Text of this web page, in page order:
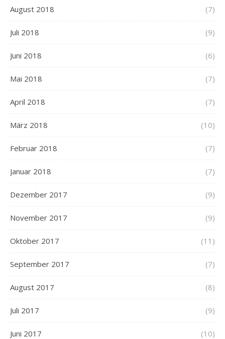
August 2018 (7)
Juli 2018 (9)
Juni 2018 (6)
Mai 2018 (7)
April 2018 (7)
März 2018 (10)
Februar 2018 (7)
Januar 2018 (7)
Dezember 2017 (9)
November 2017 (9)
Oktober 2017 (11)
September 2017 (7)
August 2017 (8)
Juli 2017 (9)
Juni 2017 (10)